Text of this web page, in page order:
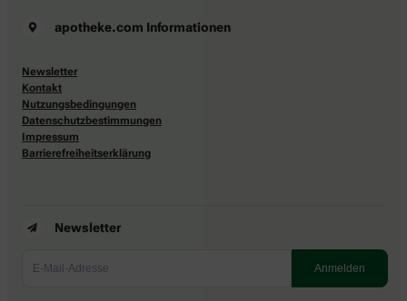
apotheke.com Informationen
Newsletter
Kontakt
Nutzungsbedingungen
Datenschutzbestimmungen
Impressum
Barrierefreiheitserklärung
Newsletter